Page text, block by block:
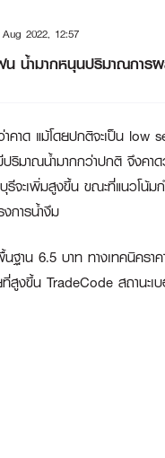
2022, 12:57
น น้ำมากหนุนปริมาณการ
คาด แม้โดยปกติจะเป็น low
ปริมาณน้ำมากกว่าปกติ จึงค
จะเพิ่มสูงขึ้น ขณะที่แนวโน้ม
งการน้ำงึม
ฐาน 6.5 บาท ทางเทคนิครา
งขึ้น TradeCode สถานะเ